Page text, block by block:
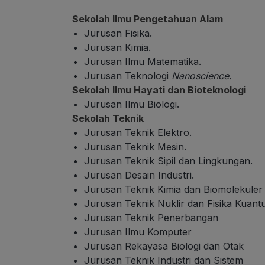
Sekolah Ilmu Pengetahuan Alam
Jurusan Fisika.
Jurusan Kimia.
Jurusan Ilmu Matematika.
Jurusan Teknologi Nanoscience.
Sekolah Ilmu Hayati dan Bioteknologi
Jurusan Ilmu Biologi.
Sekolah Teknik
Jurusan Teknik Elektro.
Jurusan Teknik Mesin.
Jurusan Teknik Sipil dan Lingkungan.
Jurusan Desain Industri.
Jurusan Teknik Kimia dan Biomolekuler
Jurusan Teknik Nuklir dan Fisika
Jurusan Teknik Penerbangan
Jurusan Ilmu Komputer
Jurusan Rekayasa Biologi dan Otak
Jurusan Teknik Industri dan Sistem